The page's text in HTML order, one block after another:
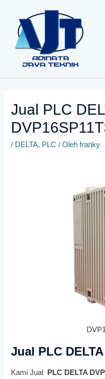
konten
Jual PLC
/ DELTA, PLC / Olehfranky
Jual PLC
Kami Jual PLC DELTA